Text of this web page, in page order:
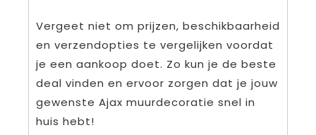
Vergeet niet om prijzen, beschikbaarheid
en verzendopties te vergelijken voordat
je een aankoop doet. Zo kun je de beste
deal vinden en ervoor zorgen dat je jouw
gewenste Ajax muurdecoratie snel in
huis hebt!